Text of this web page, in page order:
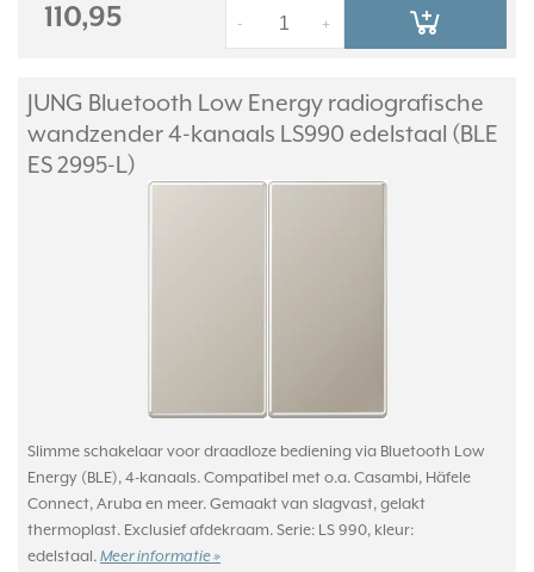
110,95 +
-
JUNG Bluetooth Low Energy radiografische
wandzender 4-kanaals LS990 edelstaal (BLE
ES 2995-L)
Slimme schakelaar voor draadloze bediening via Bluetooth Low
Energy (BLE), 4-kanaals. Compatibel met o.a. Casambi, Häfele
Connect, Aruba en meer. Gemaakt van slagvast, gelakt
thermoplast. Exclusief afdekraam. Serie: LS 990, kleur:
edelstaal. Meer informatie »